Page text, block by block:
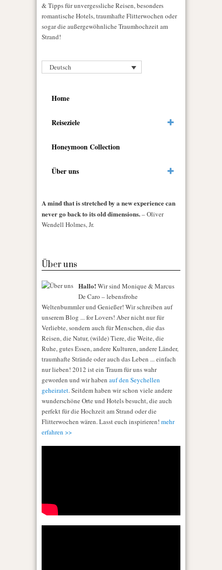
& Tipps für unvergessliche Reisen, besonders
romantische Hotels, traumhafte Flitterwochen oder
sogar die außergewöhnliche Traumhochzeit am
Strand!
Deutsch
Home
Reiseziele
Honeymoon Collection
Über uns
A mind that is stretched by a new experience can
never go back to its old dimensions.– Oliver
Wendell Holmes, Jr.
Über uns
Hallo!Wir sind Monique & Marcus
De Caro – lebensfrohe
Weltenbummler und Genießer! Wir schreiben auf
unserem Blog ... for Lovers! Aber nicht nur für
Verliebte, sondern auch für Menschen, die das
Reisen, die Natur, (wilde) Tiere, die Weite, die
Ruhe, gutes Essen, andere Kulturen, andere Länder,
traumhafte Strände oder auch das Leben ... einfach
nur lieben! 2012 ist ein Traum für uns wahr
geworden und wir haben auf den Seychellen
geheiratet. Seitdem haben wir schon viele andere
wunderschöne Orte und Hotels besucht, die auch
perfekt für die Hochzeit am Strand oder die
Flitterwochen wären. Lasst euch inspirieren! mehr
erfahren >>